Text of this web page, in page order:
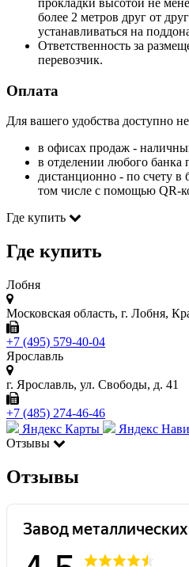
прокладки высотой не
более 2 метров друг от
устанавливаться на
Ответственность за
перевозчик.
Оплата
Для вашего удобства доступно
в офисах продаж -
в отделении любого банка
дистанционно - по счету в
том числе с помощью QR-
Где купить
Где купить
Лобня
Московская область, г. Лобня,
+7 (495) 579-40-04
Ярославль
г. Ярославль, ул. Свободы, д. 41
+7 (485) 274-46-46
Яндекс Карты
Яндекс
Отзывы
Отзывы